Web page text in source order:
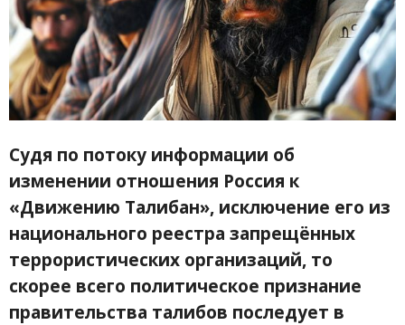
Судя по потоку информации об
изменении отношения Россия к
«Движению Талибан», исключение его из
национального реестра запрещённых
террористических организаций, то
скорее всего политическое признание
правительства талибов последует в